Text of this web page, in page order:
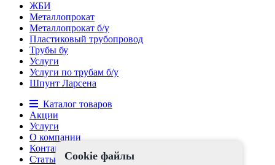
ЖБИ
Металлопрокат
Металлопрокат б/у
Пластиковый трубопровод
Трубы бу
Услуги
Услуги по трубам б/у
Шпунт Ларсена
Каталог товаров
Акции
Услуги
О компании
Контакты
Статьи
Cookie файлы